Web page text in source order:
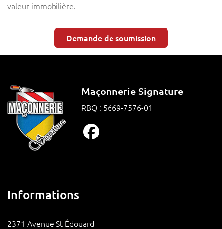
valeur immobilière.
Demande de soumission
Maçonnerie Signature
RBQ : 5669-7576-01
Informations
2371 Avenue St Édouard